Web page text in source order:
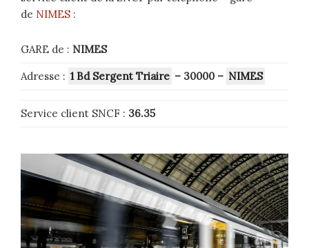
de NIMES :
GARE de : NIMES
Adresse : 1 Bd Sergent Triaire – 30000 – NIMES
Service client SNCF : 36.35